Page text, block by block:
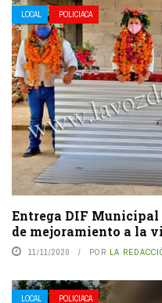
LOCAL POLICIACA
Entrega DIF
de mejoramiento a la
11/11/2020 POR LA
LOCAL POLICIACA